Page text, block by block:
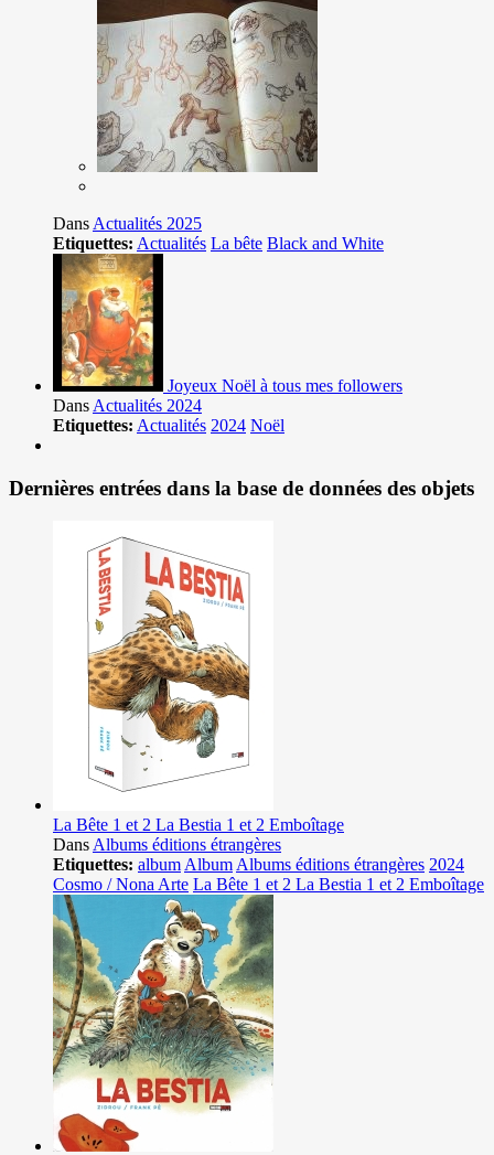
Dans Actualités 2025
Etiquettes: Actualités La bête Black and White
Joyeux Noël à tous mes followers
Dans Actualités 2024
Etiquettes: Actualités 2024 Noël
Dernières entrées dans la base de données des objets
La Bête 1 et 2 La Bestia 1 et 2 Emboîtage
Dans Albums éditions étrangères
Etiquettes: album Album Albums éditions étrangères 2024
Cosmo / Nona Arte La Bête 1 et 2 La Bestia 1 et 2 Emboîtage